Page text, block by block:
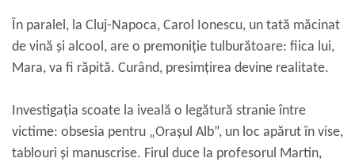
În paralel, la Cluj-Napoca, Carol Ionescu, un tată măcinat
de vină și alcool, are o premoniție tulburătoare: fiica lui,
Mara, va fi răpită. Curând, presimțirea devine realitate.
Investigația scoate la iveală o legătură stranie între
victime: obsesia pentru „Orașul Alb”, un loc apărut în vise,
tablouri și manuscrise. Firul duce la profesorul Martin,